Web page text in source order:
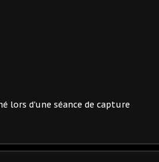
lors d'une séance de capture